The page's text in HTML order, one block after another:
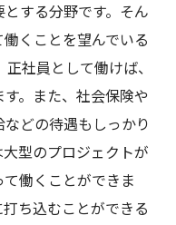
する分野です。そん
くことを望んでいる
社員として働けば、
。また、社会保険や
どの待遇もしっかり
型のプロジェクトが
働くことができま
ち込むことができる